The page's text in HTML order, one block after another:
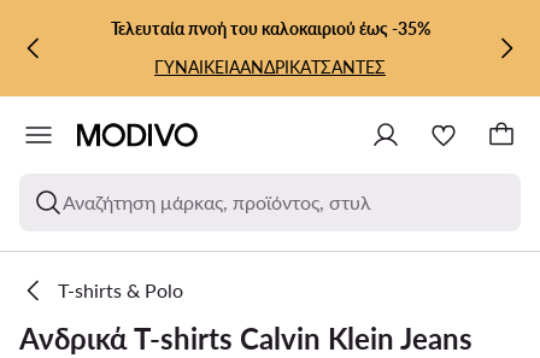
ΜΕΤΆΒΑΣΗ ΣΤΟ ΚΎΡΙΟ ΠΕΡΙΕΧΌΜΕΝΟ
ΜΕΤΆΒΑΣΗ ΣΤΗΝ ΑΝΑΖΉΤΗΣΗ
Τελευταία πνοή του καλοκαιριού έως -35%
ΓΥΝΑΙΚΕΙΑΑΝΔΡΙΚΑΤΣΑΝΤΕΣ
Αναζήτηση μάρκας, προϊόντος, στυλ
T-shirts & Polo
Ανδρικά T-shirts Calvin Klein Jeans